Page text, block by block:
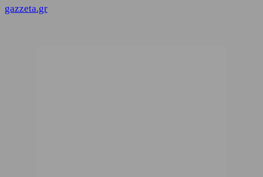
gazzeta.gr